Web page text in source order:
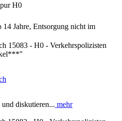
H0
14 Jahre, Entsorgung nicht im
15083 - H0 - Verkehrspolizisten
diskutieren... mehr